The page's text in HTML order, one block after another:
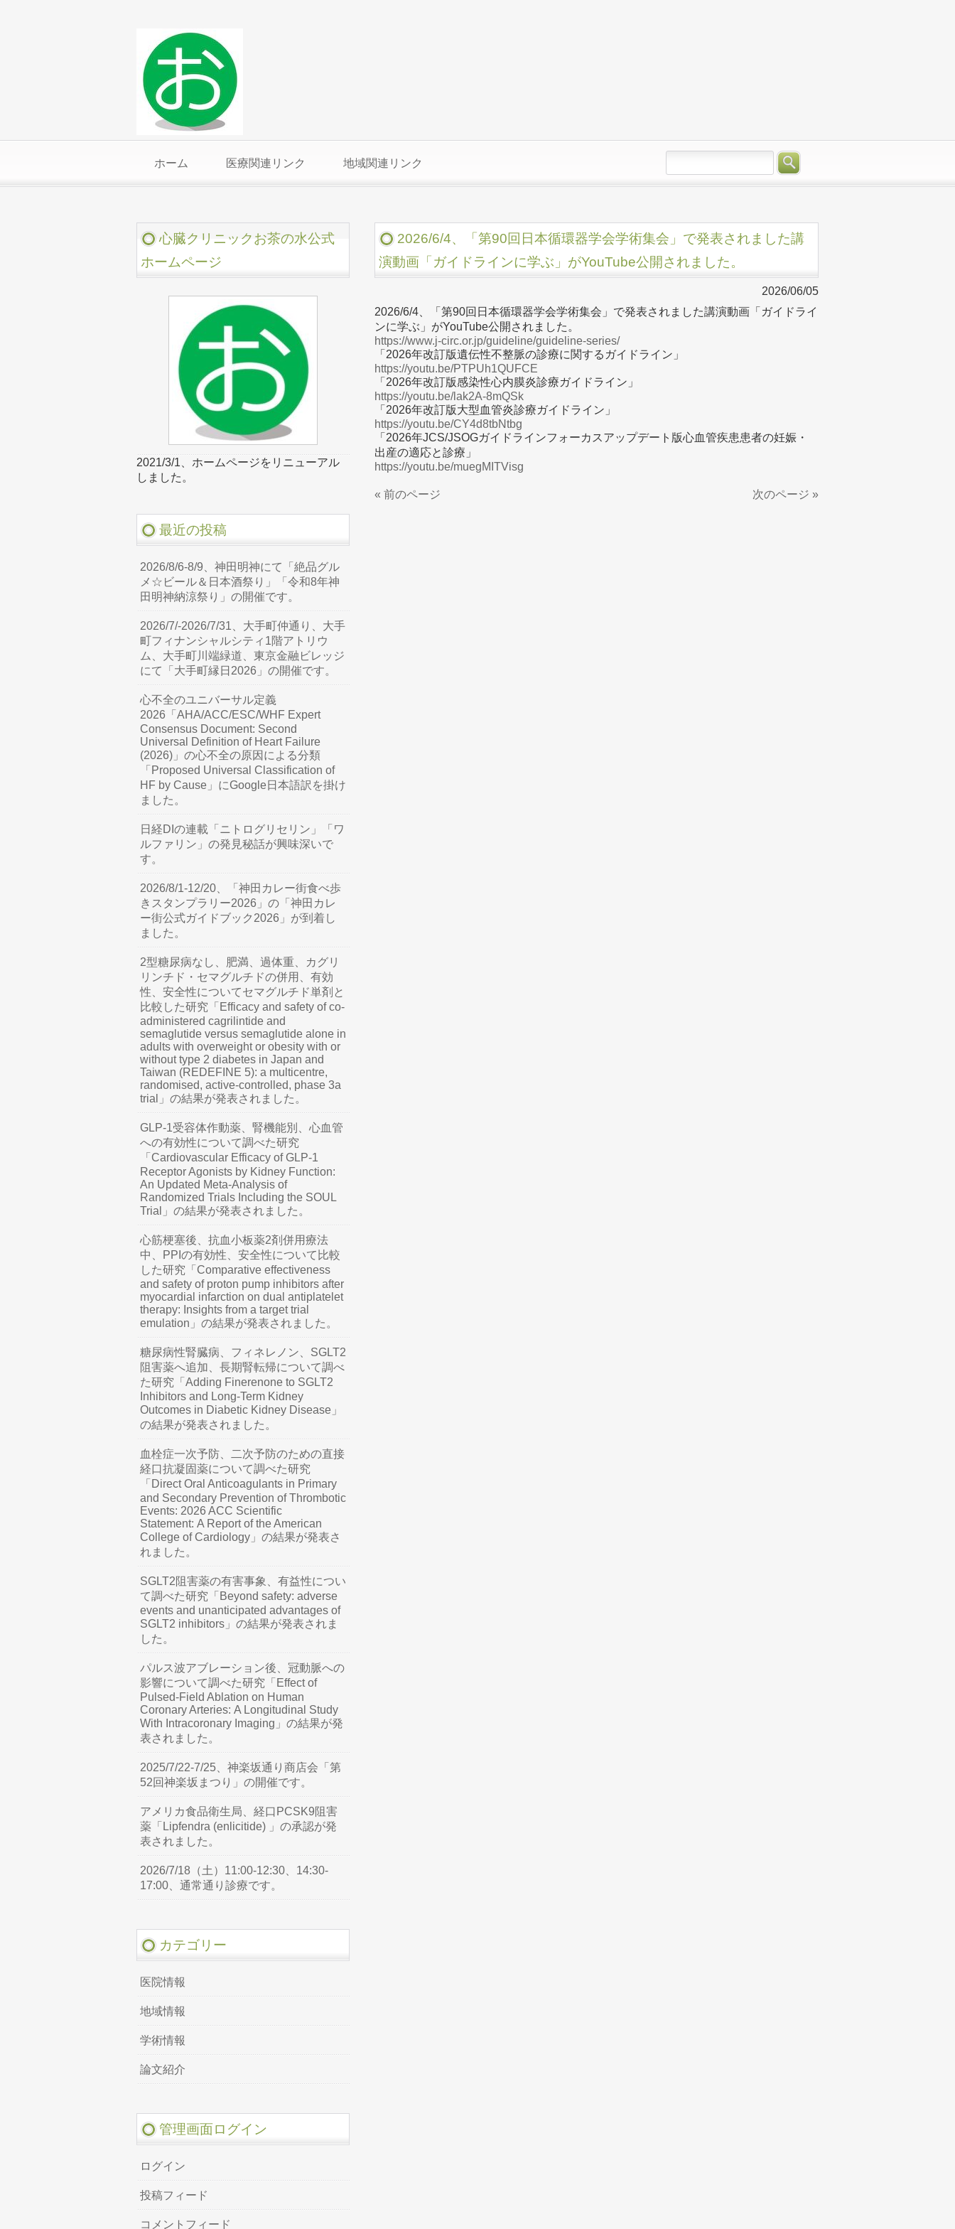
ホーム 医療関連リンク 地域関連リンク
2026/6/4、「第90回日本循環器学会学術集会」で発表されました講
演動画「ガイドラインに学ぶ」がYouTube公開されました。
2026/06/05
2026/6/4、「第90回日本循環器学会学術集会」で発表されました講演動画「ガイドライ
ンに学ぶ」がYouTube公開されました。
https://www.j-circ.or.jp/guideline/guideline-series/
「2026年改訂版遺伝性不整脈の診療に関するガイドライン」
https://youtu.be/PTPUh1QUFCE
「2026年改訂版感染性心内膜炎診療ガイドライン」
https://youtu.be/lak2A-8mQSk
「2026年改訂版大型血管炎診療ガイドライン」
https://youtu.be/CY4d8tbNtbg
「2026年JCS/JSOGガイドラインフォーカスアップデート版心血管疾患患者の妊娠・
出産の適応と診療」
https://youtu.be/muegMITVisg
« 前のページ 次のページ »
心臓クリニックお茶の水公式
ホームページ
2021/3/1、ホームページをリニューアル
しました。
最近の投稿
2026/8/6-8/9、神田明神にて「絶品グル
メ☆ビール＆日本酒祭り」「令和8年神
田明神納涼祭り」の開催です。
2026/7/-2026/7/31、大手町仲通り、大手
町フィナンシャルシティ1階アトリウ
ム、大手町川端緑道、東京金融ビレッジ
にて「大手町縁日2026」の開催です。
心不全のユニバーサル定義
2026「AHA/ACC/ESC/WHF Expert
Consensus Document: Second
Universal Definition of Heart Failure
(2026)」の心不全の原因による分類
「Proposed Universal Classification of
HF by Cause」にGoogle日本語訳を掛け
ました。
日経DIの連載「ニトログリセリン」「ワ
ルファリン」の発見秘話が興味深いで
す。
2026/8/1-12/20、「神田カレー街食べ歩
きスタンプラリー2026」の「神田カレ
ー街公式ガイドブック2026」が到着し
ました。
2型糖尿病なし、肥満、過体重、カグリ
リンチド・セマグルチドの併用、有効
性、安全性についてセマグルチド単剤と
比較した研究「Efficacy and safety of co-
administered cagrilintide and
semaglutide versus semaglutide alone in
adults with overweight or obesity with or
without type 2 diabetes in Japan and
Taiwan (REDEFINE 5): a multicentre,
randomised, active-controlled, phase 3a
trial」の結果が発表されました。
GLP-1受容体作動薬、腎機能別、心血管
への有効性について調べた研究
「Cardiovascular Efficacy of GLP-1
Receptor Agonists by Kidney Function:
An Updated Meta-Analysis of
Randomized Trials Including the SOUL
Trial」の結果が発表されました。
心筋梗塞後、抗血小板薬2剤併用療法
中、PPIの有効性、安全性について比較
した研究「Comparative effectiveness
and safety of proton pump inhibitors after
myocardial infarction on dual antiplatelet
therapy: Insights from a target trial
emulation」の結果が発表されました。
糖尿病性腎臓病、フィネレノン、SGLT2
阻害薬へ追加、長期腎転帰について調べ
た研究「Adding Finerenone to SGLT2
Inhibitors and Long-Term Kidney
Outcomes in Diabetic Kidney Disease」
の結果が発表されました。
血栓症一次予防、二次予防のための直接
経口抗凝固薬について調べた研究
「Direct Oral Anticoagulants in Primary
and Secondary Prevention of Thrombotic
Events: 2026 ACC Scientific
Statement: A Report of the American
College of Cardiology」の結果が発表さ
れました。
SGLT2阻害薬の有害事象、有益性につい
て調べた研究「Beyond safety: adverse
events and unanticipated advantages of
SGLT2 inhibitors」の結果が発表されま
した。
パルス波アブレーション後、冠動脈への
影響について調べた研究「Effect of
Pulsed-Field Ablation on Human
Coronary Arteries: A Longitudinal Study
With Intracoronary Imaging」の結果が発
表されました。
2025/7/22-7/25、神楽坂通り商店会「第
52回神楽坂まつり」の開催です。
アメリカ食品衛生局、経口PCSK9阻害
薬「Lipfendra (enlicitide) 」の承認が発
表されました。
2026/7/18（土）11:00-12:30、14:30-
17:00、通常通り診療です。
カテゴリー
医院情報
地域情報
学術情報
論文紹介
管理画面ログイン
ログイン
投稿フィード
コメントフィード